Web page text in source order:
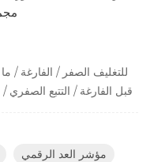
قبل الفارغة / التتبع
مؤشر العد الرقمي